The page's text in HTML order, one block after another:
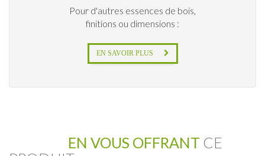
Pour d'autres essences de bois,
finitions ou dimensions :
EN SAVOIR PLUS
EN VOUS OFFRANT CE